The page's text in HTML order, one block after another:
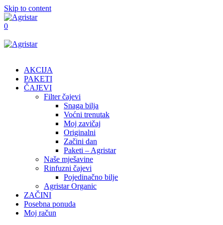
Skip to content
0
AKCIJA
PAKETI
ČAJEVI
Filter čajevi
Snaga bilja
Voćni trenutak
Moj zavičaj
Originalni
Začini dan
Paketi – Agristar
Naše mješavine
Rinfuzni čajevi
Pojedinačno bilje
Agristar Organic
ZAČINI
Posebna ponuda
Moj račun